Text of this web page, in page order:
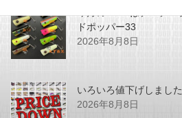
ドポッパー33
2026年8月8日
いろいろ値下げしました
2026年8月8日